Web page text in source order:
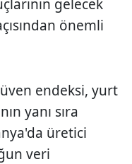
gelecek
önemli
endeksi, yurt
yanı sıra
üretici
veri